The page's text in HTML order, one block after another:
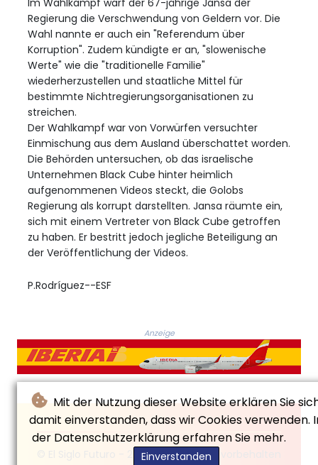
Mit der Nutzung dieser Website erklären Sie
damit einverstanden, dass wir Cookies verwenden.
der Datenschutzerklärung erfahren Sie mehr.
Einverstanden
Regierung die Verschwendung von Geldern vor. Die
Wahl nannte er auch ein "Referendum über
Korruption". Zudem kündigte er an, "slowenische
Werte" wie die "traditionelle Familie"
wiederherzustellen und staatliche Mittel für
bestimmte Nichtregierungsorganisationen zu
streichen.
Der Wahlkampf war von Vorwürfen versuchter
Einmischung aus dem Ausland überschattet worden.
Die Behörden untersuchen, ob das israelische
Unternehmen Black Cube hinter heimlich
aufgenommenen Videos steckt, die Golobs
Regierung als korrupt darstellten. Jansa räumte ein,
sich mit einem Vertreter von Black Cube getroffen
zu haben. Er bestritt jedoch jegliche Beteiligung an
der Veröffentlichung der Videos.
P.Rodríguez--ESF
Anzeige
© El Siglo Futuro - 2026 - Alle Rechte vorbehalten